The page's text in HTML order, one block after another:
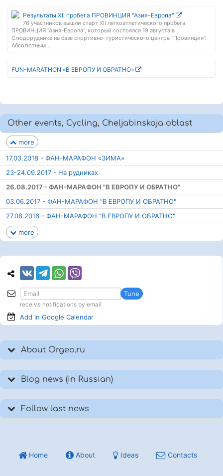
Результаты XII пробега ПРОВИНЦИЯ "Азия-Европа"
76 участников вышли старт XII легкоатлетического пробега
ПРОВИНЦИЯ "Азия-Европа", который состоялся 19 августа в
Слюдоруднике на базе спортивно-туристического центра "Провинция".
Абсолютным ...
FUN-MARATHON «В ЕВРОПУ И ОБРАТНО»
Other events, Cycling, Cheljabinskaja oblast
more
17.03.2018 - ФАН-МАРАФОН «ЗИМА»
23-24.09.2017 - На рудниках
26.08.2017 - ФАН-МАРАФОН "В ЕВРОПУ И ОБРАТНО"
03.06.2017 - ФАН-МАРАФОН "В ЕВРОПУ И ОБРАТНО"
27.08.2016 - ФАН-МАРАФОН "В ЕВРОПУ И ОБРАТНО"
more
Tune
receive notifications by email
Add in Google Calendar
About Orgeo.ru
Blog news (in Russian)
Follow last news
Home About Ideas Contacts